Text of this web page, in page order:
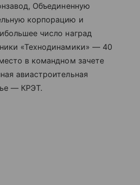
Объединенную
корпорацию и
число наград
«Технодинамики» — 40
в командном зачете
авиастроительная
— КРЭТ.